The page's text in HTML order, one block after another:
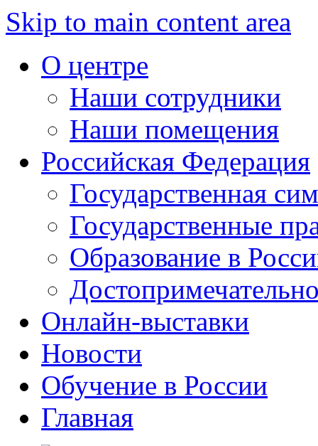
Skip to main content area
О центре
Наши сотрудники
Наши помещения
Российская Федерация
Государственная
Государственные
Образование в
Онлайн-выставки
Новости
Обучение в России
Главная